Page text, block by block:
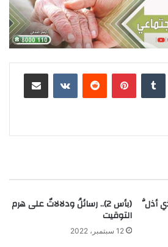
لينكدإن بينتيريست
أذلَّ (بأس 2).. رسائلُ ودلالاتٌ على هرم
التوقيت
12 سبتمبر، 2022